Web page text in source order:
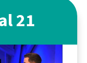
21